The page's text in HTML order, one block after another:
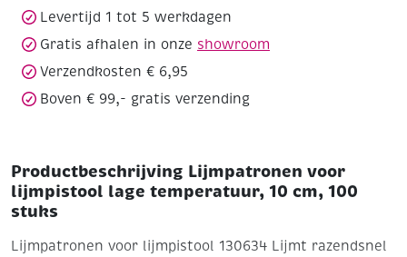
aantal
Levertijd 1 tot 5 werkdagen
Gratis afhalen in onze showroom
Verzendkosten € 6,95
Boven € 99,- gratis verzending
Productbeschrijving Lijmpatronen voor
lijmpistool lage temperatuur, 10 cm, 100
stuks
Lijmpatronen voor lijmpistool 130634 Lijmt razendsnel